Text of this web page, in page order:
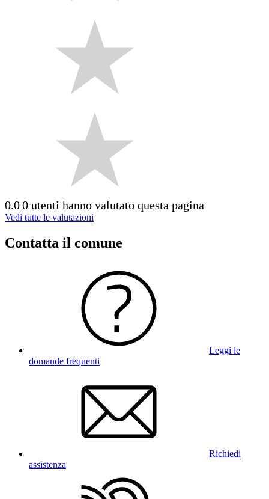
0.00 utenti hanno valutato questa pagina
Vedi tutte le valutazioni
Contatta il comune
Leggi le
domande frequenti
Richiedi
assistenza